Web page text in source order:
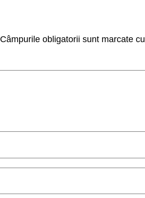
Câmpurile obligatorii sunt marcate cu